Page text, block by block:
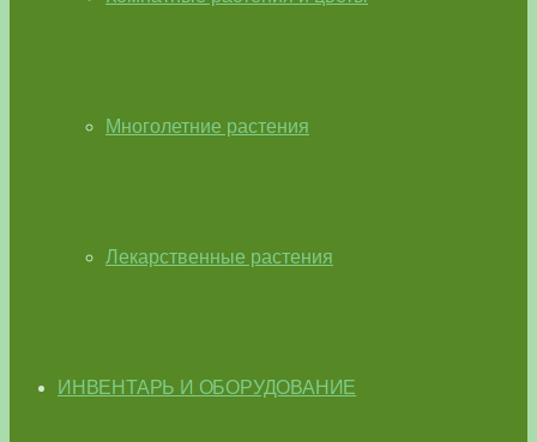
Многолетние растения
Лекарственные растения
ИНВЕНТАРЬ И ОБОРУДОВАНИЕ